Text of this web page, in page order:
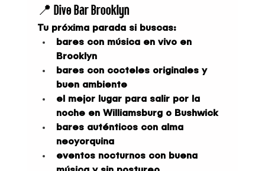
📍 Dive Bar Brooklyn
Tu próxima parada si buscas:
bares con música en vivo en
Brooklyn
bares con cocteles originales y
buen ambiente
el mejor lugar para salir por la
noche en Williamsburg o Bushwick
bares auténticos con alma
neoyorquina
eventos nocturnos con buena